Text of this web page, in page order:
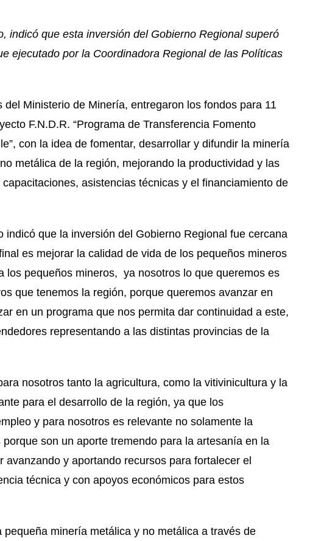
indicó que esta inversión del Gobierno Regional superó
ejecutado por la Coordinadora Regional de las Políticas
Ministerio de Minería, entregaron los fondos para 11
F.N.D.R. “Programa de Transferencia Fomento
con la idea de fomentar, desarrollar y difundir la minería
metálica de la región, mejorando la productividad y las
asistencias técnicas y el financiamiento de
indicó que la inversión del Gobierno Regional fue cercana
es mejorar la calidad de vida de los pequeños mineros
los pequeños mineros, ya nosotros lo que queremos es
que tenemos la región, porque queremos avanzar en
en un programa que nos permita dar continuidad a este,
representando a las distintas provincias de la
nosotros tanto la agricultura, como la vitivinicultura y la
para el desarrollo de la región, ya que los
y para nosotros es relevante no solamente la
son un aporte tremendo para la artesanía en la
y aportando recursos para fortalecer el
técnica y con apoyos económicos para estos
minería metálica y no metálica a través de